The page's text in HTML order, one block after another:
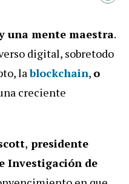
una mente maestra.
digital, sobretodo
lablockchain, o
creciente
, presidente
Investigación de